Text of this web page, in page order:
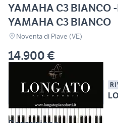
YAMAHA C3 BIANCO
YAMAHA C3 BIANCO
Noventa di Piave (VE)
14.900 €